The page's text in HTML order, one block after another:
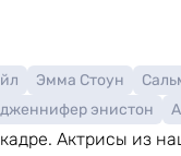
Эмма Стоун
дженнифер энистон
Актрисы из